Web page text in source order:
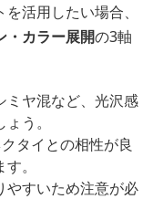
活用したい場合、
・カラー展開の3軸
ミヤ混など、光沢感
う。
タイとの相性が良
。
やすいため注意が必